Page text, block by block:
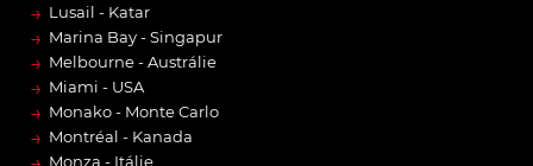
→ Lusail - Katar
→ Marina Bay - Singapur
→ Melbourne - Austrálie
→ Miami - USA
→ Monako - Monte Carlo
→ Montréal - Kanada
Monza - Itálie